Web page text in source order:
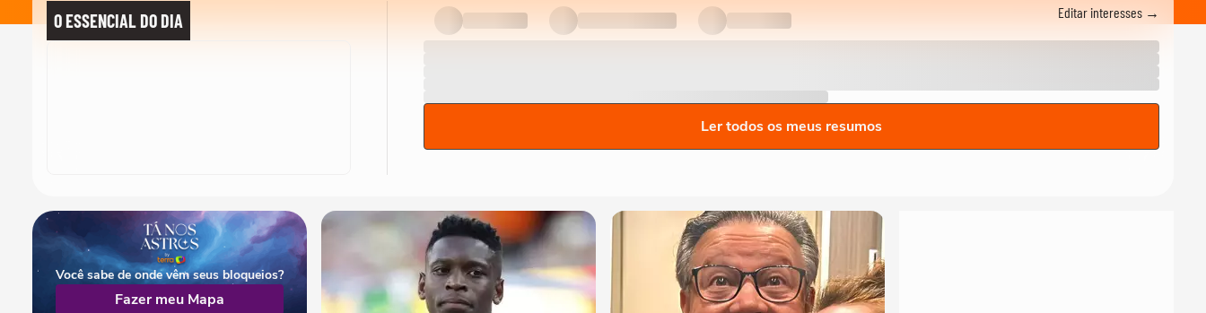
O ESSENCIAL DO DIA Editar interesses →
Ler todos os meus resumos
Você sabe de onde vêm seus bloqueios?
Fazer meu Mapa